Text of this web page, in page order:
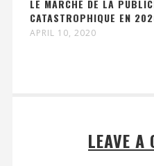
LE MARCHÉ DE LA
CATASTROPHIQUE EN
APRIL 10, 2020
LEAVE A